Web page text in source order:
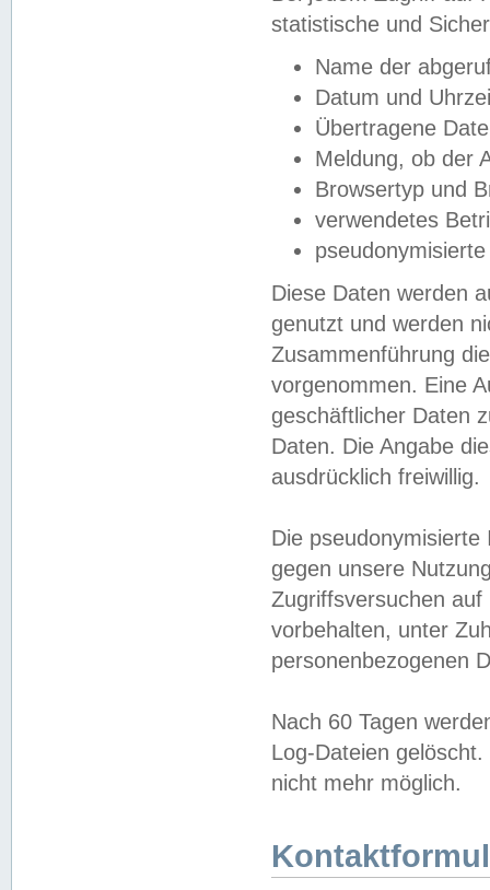
statistische und
Name der
Datum und
Übertragene
Meldung, ob der
Browsertyp und
verwendetes
Diese Daten werden
genutzt und werden
Zusammenführung
vorgenommen. Eine
geschäftlicher Daten
Daten. Die Angabe
ausdrücklich freiwillig.
Die
gegen unsere
Zugriffsversuchen
vorbehalten, unter
personenbezogenen
Nach 60 Tagen
Log-Dateien
nicht mehr möglich.